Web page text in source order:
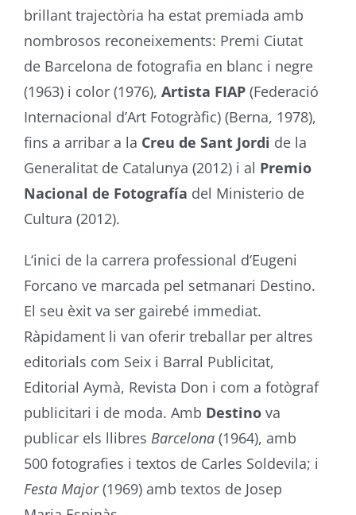
brillant trajectòria ha estat premiada amb
nombrosos reconeixements: Premi Ciutat
de Barcelona de fotografia en blanc i negre
(1963) i color (1976), Artista FIAP(Federació
Internacional d’Art Fotogràfic) (Berna, 1978),
fins a arribar a la Creu de Sant Jordi de la
Generalitat de Catalunya (2012) i al Premio
Nacional de Fotografía del Ministerio de
Cultura (2012).
L‘inici de la carrera professional d‘Eugeni
Forcano ve marcada pel setmanari Destino.
El seu èxit va ser gairebé immediat.
Ràpidament li van oferir treballar per altres
editorials com Seix i Barral Publicitat,
Editorial Aymà, Revista Don i com a fotògraf
publicitari i de moda. Amb Destinova
publicar els llibres Barcelona (1964), amb
500 fotografies i textos de Carles Soldevila; i
Festa Major(1969) amb textos de Josep